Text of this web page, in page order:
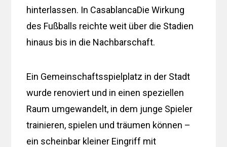
hinterlassen. In CasablancaDie Wirkung
des Fußballs reichte weit über die Stadien
hinaus bis in die Nachbarschaft.
Ein Gemeinschaftsspielplatz in der Stadt
wurde renoviert und in einen speziellen
Raum umgewandelt, in dem junge Spieler
trainieren, spielen und träumen können –
ein scheinbar kleiner Eingriff mit